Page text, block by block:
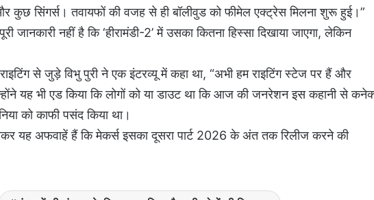
कुछ सिंगर्स। तवायफों की वजह से ही बॉलीवुड को फीमेल एक्ट्रेस मिलना शुरू हुई।”
जानकारी नहीं है कि ‘हीरामंडी-2’ में उसका कितना हिस्सा दिखाया जाएगा, लेकिन
से जुड़े विभु पुरी ने एक इंटरव्यू में कहा था, “अभी हम राइटिंग स्टेज पर हैं और
यह भी एड किया कि लोगों को या डाउट था कि आज की जनरेशन इस कहानी से
को काफी पसंद किया था।
यह अफवाहें हैं कि मेकर्स इसका दूसरा पार्ट 2026 के अंत तक रिलीज करने की